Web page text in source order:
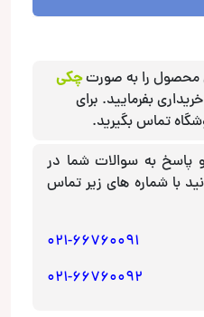
محصول را به صورتچکی
بفرمایید. برای
تماس بگیرید.
پاسخ به سوالات شما در
با شماره های زیر تماس
021-66760091
021-66760092